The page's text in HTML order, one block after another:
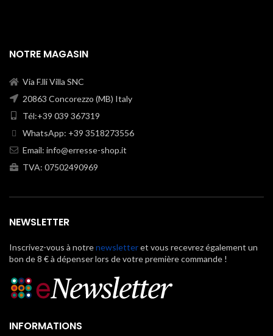
NOTRE MAGASIN
Via F.lli Villa SNC
20863 Concorezzo (MB) Italy
Tél:+39 039 367319
WhatsApp: +39 3518273556
Email: info@erresse-shop.it
TVA: 07502490969
NEWSLETTER
Inscrivez-vous à notrenewsletteret vous recevrez également un
bon de 8 € à dépenser lors de votre première commande !
INFORMATIONS